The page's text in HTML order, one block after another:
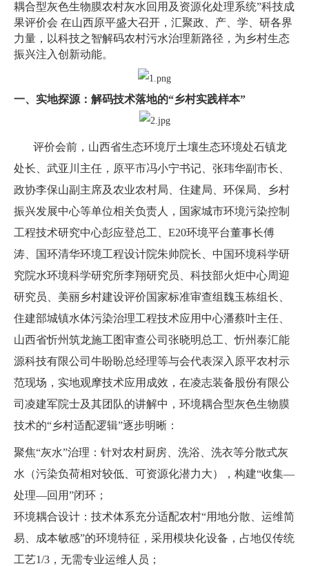
耦合型灰色生物膜农村灰水回用及资源化处理系统”科技成
果评价会 在山西原平盛大召开，汇聚政、产、学、研各界
力量，以科技之智解码农村污水治理新路径，为乡村生态
振兴注入创新动能。
一、实地探源：解码技术落地的“乡村实践样本”
评价会前，山西省生态环境厅土壤生态环境处石镇龙
处长、武亚川主任，原平市冯小宁书记、张玮华副市长、
政协李保山副主席及农业农村局、住建局、环保局、乡村
振兴发展中心等单位相关负责人，国家城市环境污染控制
工程技术研究中心彭应登总工、E20环境平台董事长傅
涛、国环清华环境工程设计院朱帅院长、中国环境科学研
究院水环境科学研究所李翔研究员、科技部火炬中心周迎
研究员、美丽乡村建设评价国家标准审查组魏玉栋组长、
住建部城镇水体污染治理工程技术应用中心潘蔡叶主任、
山西省忻州筑龙施工图审查公司张晓明总工、忻州泰汇能
源科技有限公司牛盼盼总经理等与会代表深入原平农村示
范现场，实地观摩技术应用成效，在凌志装备股份有限公
司凌建军院士及其团队的讲解中，环境耦合型灰色生物膜
技术的“乡村适配逻辑”逐步明晰：
聚焦“灰水”治理：针对农村厨房、洗浴、洗衣等分散式灰
水（污染负荷相对较低、可资源化潜力大），构建“收集—
处理—回用”闭环；
环境耦合设计：技术体系充分适配农村“用地分散、运维简
易、成本敏感”的环境特征，采用模块化设备，占地仅传统
工艺1/3，无需专业运维人员；